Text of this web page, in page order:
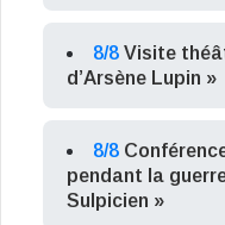
8/8 Visite
d’Arsène Lupin »
8/8
pendant la
Sulpicien »